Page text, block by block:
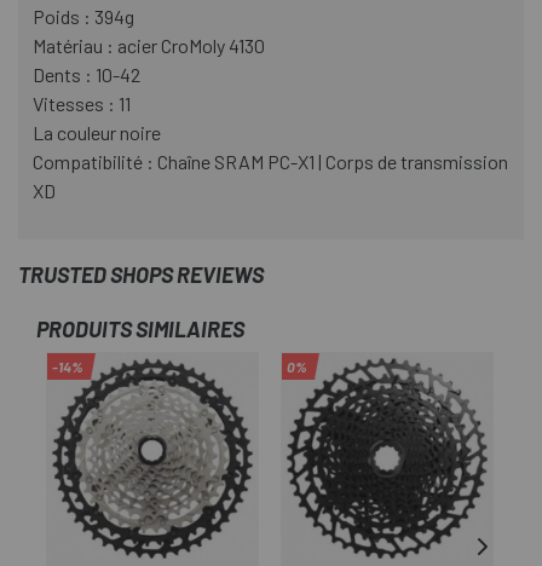
Poids : 394g
Matériau : acier CroMoly 4130
Dents : 10-42
Vitesses : 11
La couleur noire
Compatibilité : Chaîne SRAM PC-X1 | Corps de transmission
XD
TRUSTED SHOPS REVIEWS
PRODUITS SIMILAIRES
-14% 0%